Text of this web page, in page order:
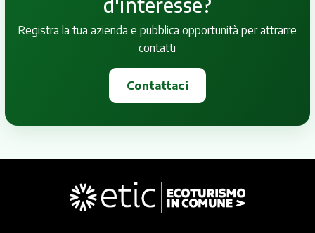
Registra la tua azienda e pubblica opportunità per attrarre
contatti
Contattaci